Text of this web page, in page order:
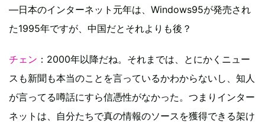
—日本のインターネット元年は、Windows95が発売され
た1995年ですが、中国だとそれよりも後？
チェン ：2000年以降だね。それまでは、とにかくニュー
スも新聞も本当のことを言っているかわからないし、知人
が言ってる噂話にすら信憑性がなかった。つまりインター
ネットは、自分たちで真の情報のソースを獲得できる架け